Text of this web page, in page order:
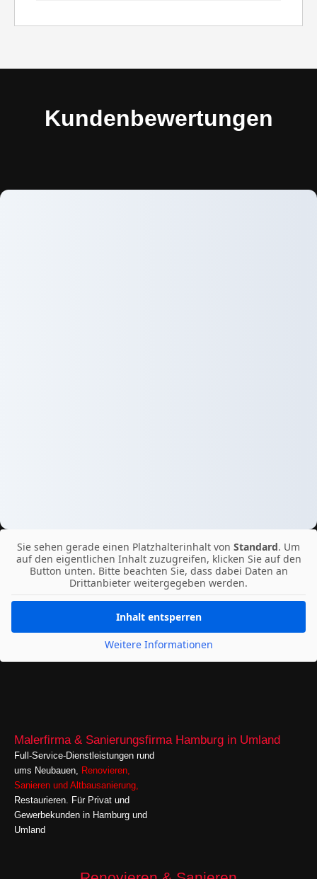
Kundenbewertungen
Sie sehen gerade einen Platzhalterinhalt von Standard. Um
auf den eigentlichen Inhalt zuzugreifen, klicken Sie auf den
Button unten. Bitte beachten Sie, dass dabei Daten an
Drittanbieter weitergegeben werden.
Inhalt entsperren
Weitere Informationen
Malerfirma & Sanierungsfirma Hamburg in Umland
Full-Service-Dienstleistungen rund
ums Neubauen, Renovieren,
Sanieren und Altbausanierung,
Restaurieren. Für Privat und
Gewerbekunden in Hamburg und
Umland